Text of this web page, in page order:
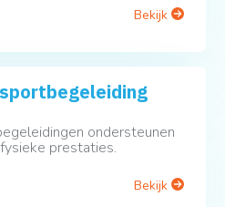
Bekijk
ondersteunen
prestaties.
Bekijk